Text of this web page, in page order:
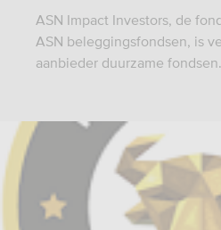
ASN Impact Investors, de
ASN beleggingsfondsen, is
aanbieder duurzame fondsen.